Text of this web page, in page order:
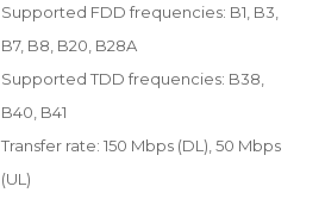
Supported FDD frequencies: B1, B3,
B7, B8, B20, B28A
Supported TDD frequencies: B38,
B40, B41
Transfer rate: 150 Mbps (DL), 50 Mbps
(UL)